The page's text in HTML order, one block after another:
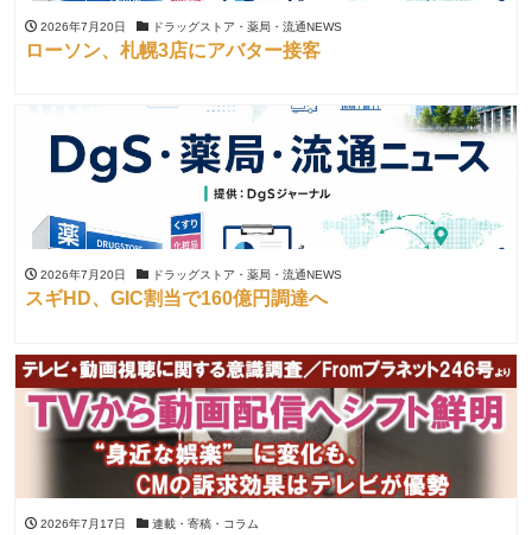
2026年7月20日 ドラッグストア・薬局・流通NEWS
ローソン、札幌3店にアバター接客
2026年7月20日 ドラッグストア・薬局・流通NEWS
スギHD、GIC割当で160億円調達へ
2026年7月17日 連載・寄稿・コラム